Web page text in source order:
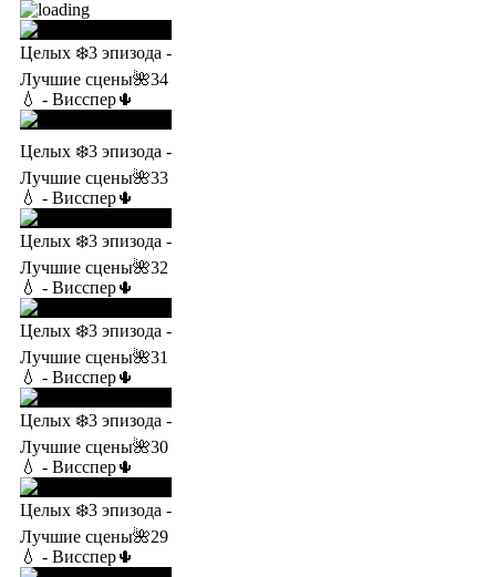
Целых ❄️3 эпизода -
Лучшие сцены🌺34
💧 - Висспер🌵
Целых ❄️3 эпизода -
Лучшие сцены🌺33
💧 - Висспер🌵
Целых ❄️3 эпизода -
Лучшие сцены🌺32
💧 - Висспер🌵
Целых ❄️3 эпизода -
Лучшие сцены🌺31
💧 - Висспер🌵
Целых ❄️3 эпизода -
Лучшие сцены🌺30
💧 - Висспер🌵
Целых ❄️3 эпизода -
Лучшие сцены🌺29
💧 - Висспер🌵